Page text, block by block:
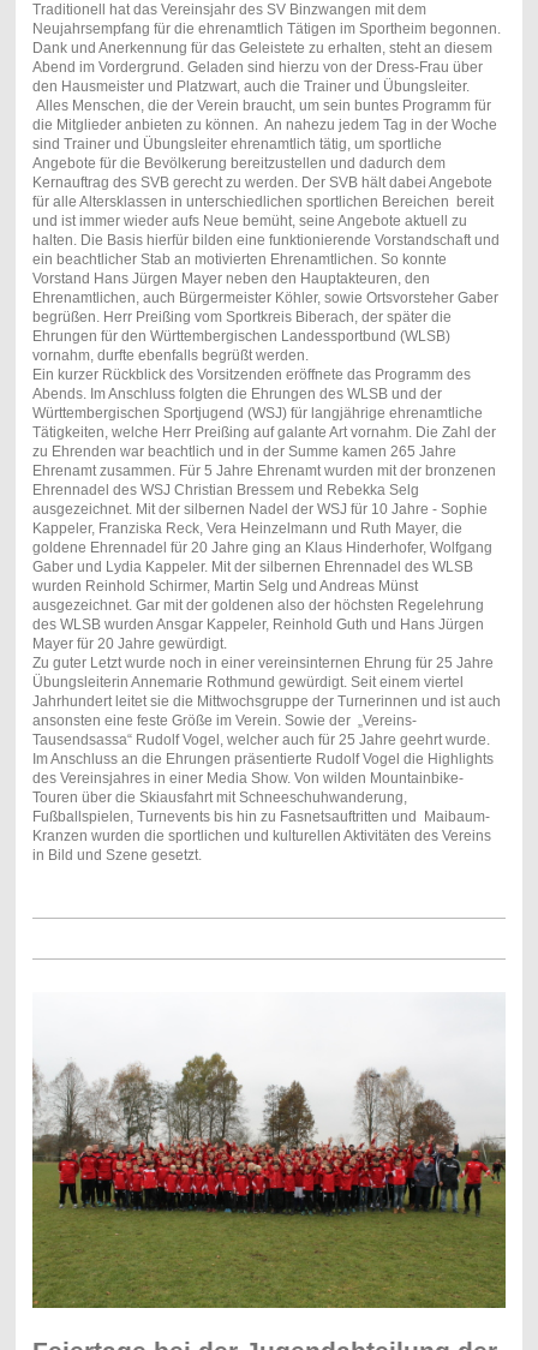
Traditionell hat das Vereinsjahr des SV Binzwangen mit dem
Neujahrsempfang für die ehrenamtlich Tätigen im Sportheim begonnen.
Dank und Anerkennung für das Geleistete zu erhalten, steht an diesem
Abend im Vordergrund. Geladen sind hierzu von der Dress-Frau über
den Hausmeister und Platzwart, auch die Trainer und Übungsleiter.
Alles Menschen, die der Verein braucht, um sein buntes Programm für
die Mitglieder anbieten zu können. An nahezu jedem Tag in der Woche
sind Trainer und Übungsleiter ehrenamtlich tätig, um sportliche
Angebote für die Bevölkerung bereitzustellen und dadurch dem
Kernauftrag des SVB gerecht zu werden. Der SVB hält dabei Angebote
für alle Altersklassen in unterschiedlichen sportlichen Bereichen bereit
und ist immer wieder aufs Neue bemüht, seine Angebote aktuell zu
halten. Die Basis hierfür bilden eine funktionierende Vorstandschaft und
ein beachtlicher Stab an motivierten Ehrenamtlichen. So konnte
Vorstand Hans Jürgen Mayer neben den Hauptakteuren, den
Ehrenamtlichen, auch Bürgermeister Köhler, sowie Ortsvorsteher Gaber
begrüßen. Herr Preißing vom Sportkreis Biberach, der später die
Ehrungen für den Württembergischen Landessportbund (WLSB)
vornahm, durfte ebenfalls begrüßt werden.
Ein kurzer Rückblick des Vorsitzenden eröffnete das Programm des
Abends. Im Anschluss folgten die Ehrungen des WLSB und der
Württembergischen Sportjugend (WSJ) für langjährige ehrenamtliche
Tätigkeiten, welche Herr Preißing auf galante Art vornahm. Die Zahl der
zu Ehrenden war beachtlich und in der Summe kamen 265 Jahre
Ehrenamt zusammen. Für 5 Jahre Ehrenamt wurden mit der bronzenen
Ehrennadel des WSJ Christian Bressem und Rebekka Selg
ausgezeichnet. Mit der silbernen Nadel der WSJ für 10 Jahre - Sophie
Kappeler, Franziska Reck, Vera Heinzelmann und Ruth Mayer, die
goldene Ehrennadel für 20 Jahre ging an Klaus Hinderhofer, Wolfgang
Gaber und Lydia Kappeler. Mit der silbernen Ehrennadel des WLSB
wurden Reinhold Schirmer, Martin Selg und Andreas Münst
ausgezeichnet. Gar mit der goldenen also der höchsten Regelehrung
des WLSB wurden Ansgar Kappeler, Reinhold Guth und Hans Jürgen
Mayer für 20 Jahre gewürdigt.
Zu guter Letzt wurde noch in einer vereinsinternen Ehrung für 25 Jahre
Übungsleiterin Annemarie Rothmund gewürdigt. Seit einem viertel
Jahrhundert leitet sie die Mittwochsgruppe der Turnerinnen und ist auch
ansonsten eine feste Größe im Verein. Sowie der „Vereins-
Tausendsassa“ Rudolf Vogel, welcher auch für 25 Jahre geehrt wurde.
Im Anschluss an die Ehrungen präsentierte Rudolf Vogel die Highlights
des Vereinsjahres in einer Media Show. Von wilden Mountainbike-
Touren über die Skiausfahrt mit Schneeschuhwanderung,
Fußballspielen, Turnevents bis hin zu Fasnetsauftritten und Maibaum-
Kranzen wurden die sportlichen und kulturellen Aktivitäten des Vereins
in Bild und Szene gesetzt.